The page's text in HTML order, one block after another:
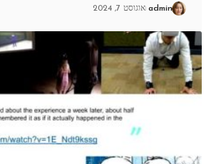
admin אוגוסט 7, 2024